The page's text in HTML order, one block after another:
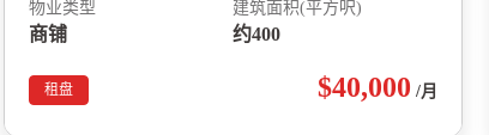
物业类型
商铺
建筑面积(平方呎)
约400
租盘 $40,000 /月